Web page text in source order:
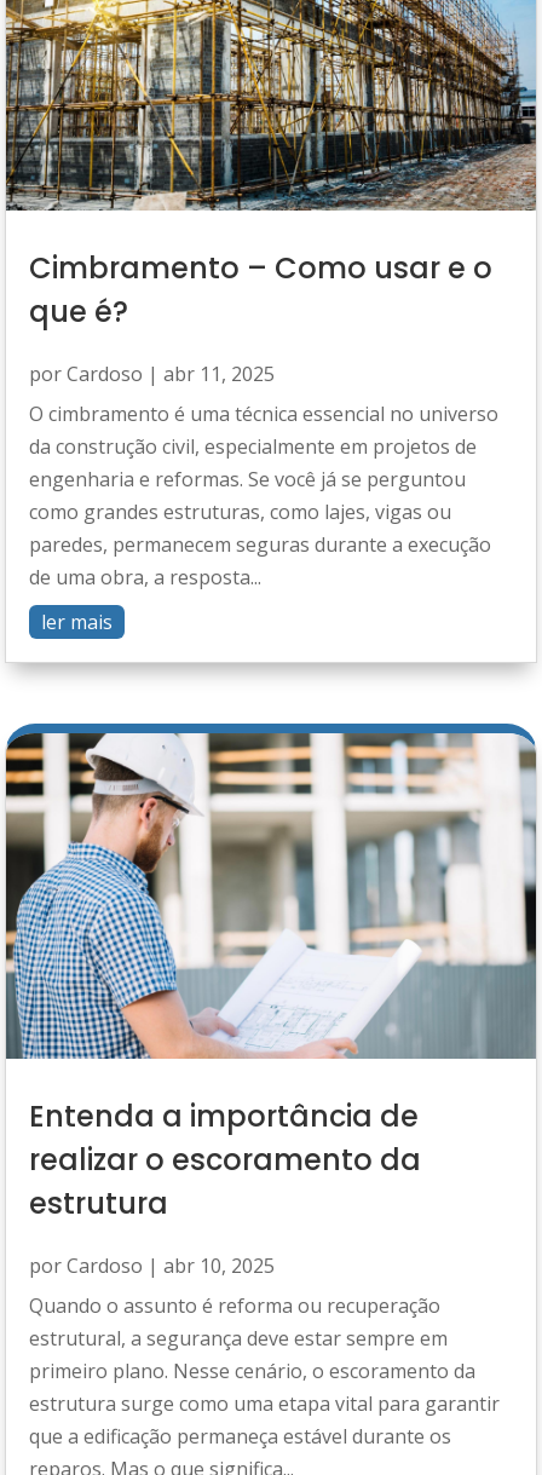
Cimbramento – Como usar e o
que é?
porCardoso |abr 11, 2025
O cimbramento é uma técnica essencial no universo
da construção civil, especialmente em projetos de
engenharia e reformas. Se você já se perguntou
como grandes estruturas, como lajes, vigas ou
paredes, permanecem seguras durante a execução
de uma obra, a resposta...
ler mais
Entenda a importância de
realizar o escoramento da
estrutura
porCardoso |abr 10, 2025
Quando o assunto é reforma ou recuperação
estrutural, a segurança deve estar sempre em
primeiro plano. Nesse cenário, o escoramento da
estrutura surge como uma etapa vital para garantir
que a edificação permaneça estável durante os
reparos. Mas o que significa...